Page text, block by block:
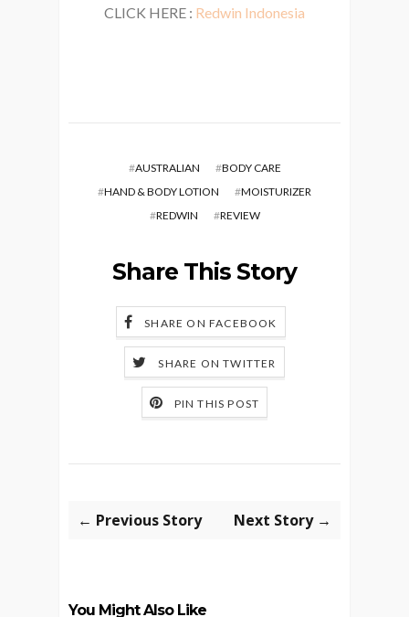
CLICK HERE : Redwin Indonesia
#AUSTRALIAN #BODY CARE
#HAND & BODY LOTION #MOISTURIZER
#REDWIN #REVIEW
Share This Story
SHARE ON FACEBOOK
SHARE ON TWITTER
PIN THIS POST
← Previous Story Next Story →
You Might Also Like